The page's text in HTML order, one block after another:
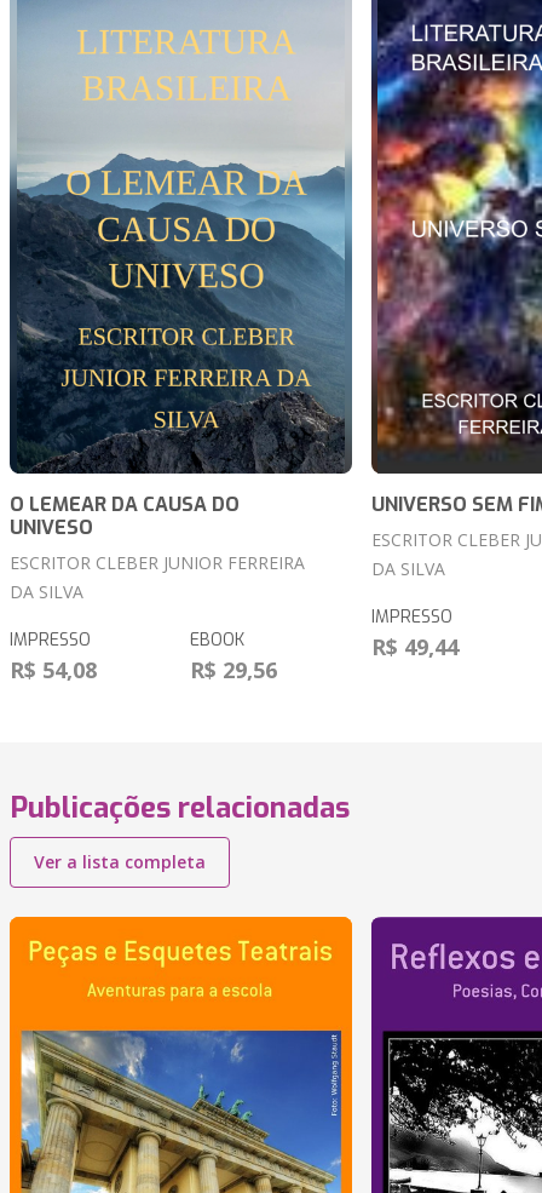
O LEMEAR DA CAUSA DO
UNIVESO
ESCRITOR CLEBER JUNIOR FERREIRA
DA SILVA
IMPRESSO
R$ 54,08
EBOOK
R$ 29,56
UNIVERSO SEM
ESCRITOR CLEBER
DA SILVA
IMPRESSO
R$ 49,44
Publicações relacionadas
Ver a lista completa